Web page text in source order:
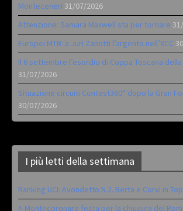
Monteceneri 31/07/2026
Attenzione: Samara Maxwell sta per tornare
Europei MTB: a Juri Zanotti l’argento nell’XCC
Il 6 settembre l’esordio di Coppa Toscana
31/07/2026
Situazione circuiti Contest360° dopo la Gran
30/07/2026
I più letti della settimana
Ranking UCI: Avondetto N.2. Berta e Corvi in
A Montecoronaro festa per la chiusura del